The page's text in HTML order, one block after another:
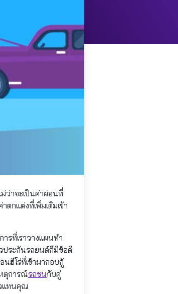
ว่าจะเป็นค่าผ่อนที่
กแต่งที่เพิ่มเติมเข้า
รที่เราวางแผนทำ
ประกันรถยนต์ก็มีข้อดี
นฮีโร่ที่เข้ามากอบกู้
ตุการณ์รถชนกับคู่
แทนคุณ